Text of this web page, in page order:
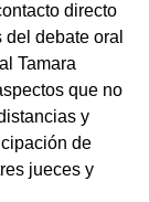
directo
debate oral
Tamara
que no
y
de
jueces y